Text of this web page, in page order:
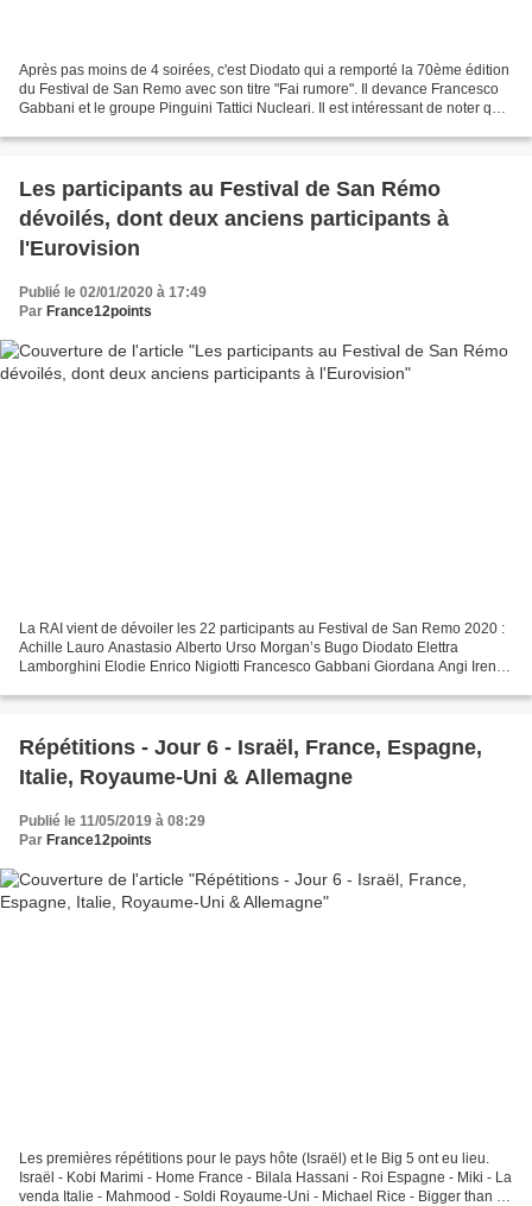
Après pas moins de 4 soirées, c'est Diodato qui a remporté la 70ème édition
du Festival de San Remo avec son titre "Fai rumore". Il devance Francesco
Gabbani et le groupe Pinguini Tattici Nucleari. Il est intéressant de noter que,
Les participants au Festival de San Rémo
dévoilés, dont deux anciens participants à
l'Eurovision
Publié le 02/01/2020 à 17:49
Par France12points
La RAI vient de dévoiler les 22 participants au Festival de San Remo 2020 :
Achille Lauro Anastasio Alberto Urso Morgan’s Bugo Diodato Elettra
Lamborghini Elodie Enrico Nigiotti Francesco Gabbani Giordana Angi Irene
Répétitions - Jour 6 - Israël, France, Espagne,
Italie, Royaume-Uni & Allemagne
Publié le 11/05/2019 à 08:29
Par France12points
Les premières répétitions pour le pays hôte (Israël) et le Big 5 ont eu lieu.
Israël - Kobi Marimi - Home France - Bilala Hassani - Roi Espagne - Miki - La
venda Italie - Mahmood - Soldi Royaume-Uni - Michael Rice - Bigger than us